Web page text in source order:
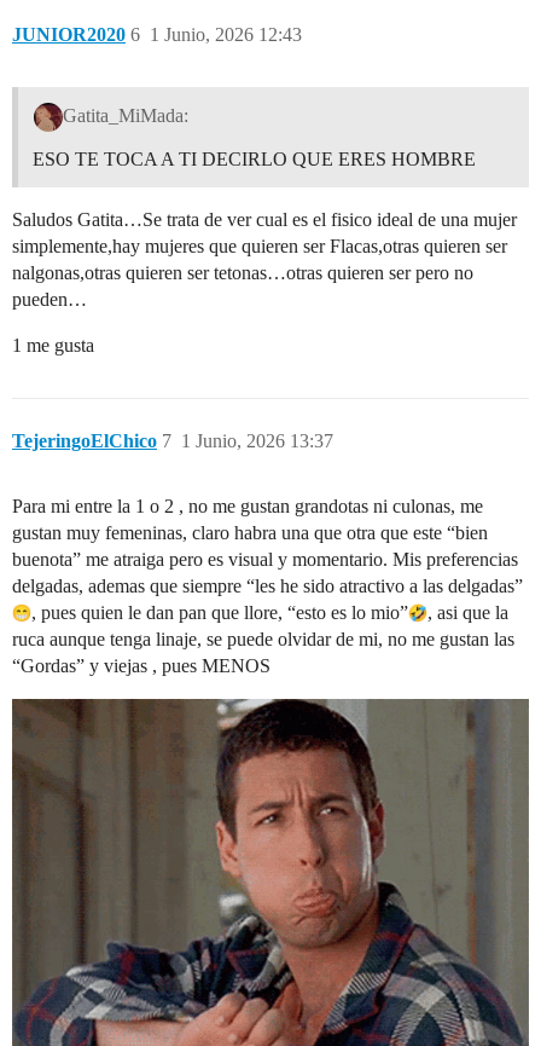
JUNIOR2020 1 Junio, 2026 12:43
6
Gatita_MiMada:
ESO TE TOCA A TI DECIRLO QUE ERES HOMBRE
Saludos Gatita…Se trata de ver cual es el fisico ideal de una mujer
simplemente,hay mujeres que quieren ser Flacas,otras quieren ser
nalgonas,otras quieren ser tetonas…otras quieren ser pero no
pueden…
1 me gusta
TejeringoElChico 1 Junio, 2026 13:37
7
Para mi entre la 1 o 2 , no me gustan grandotas ni culonas, me
gustan muy femeninas, claro habra una que otra que este “bien
buenota” me atraiga pero es visual y momentario. Mis preferencias
delgadas, ademas que siempre “les he sido atractivo a las delgadas”
, pues quien le dan pan que llore, “esto es lo mio”
, asi que la
ruca aunque tenga linaje, se puede olvidar de mi, no me gustan las
“Gordas” y viejas , pues MENOS